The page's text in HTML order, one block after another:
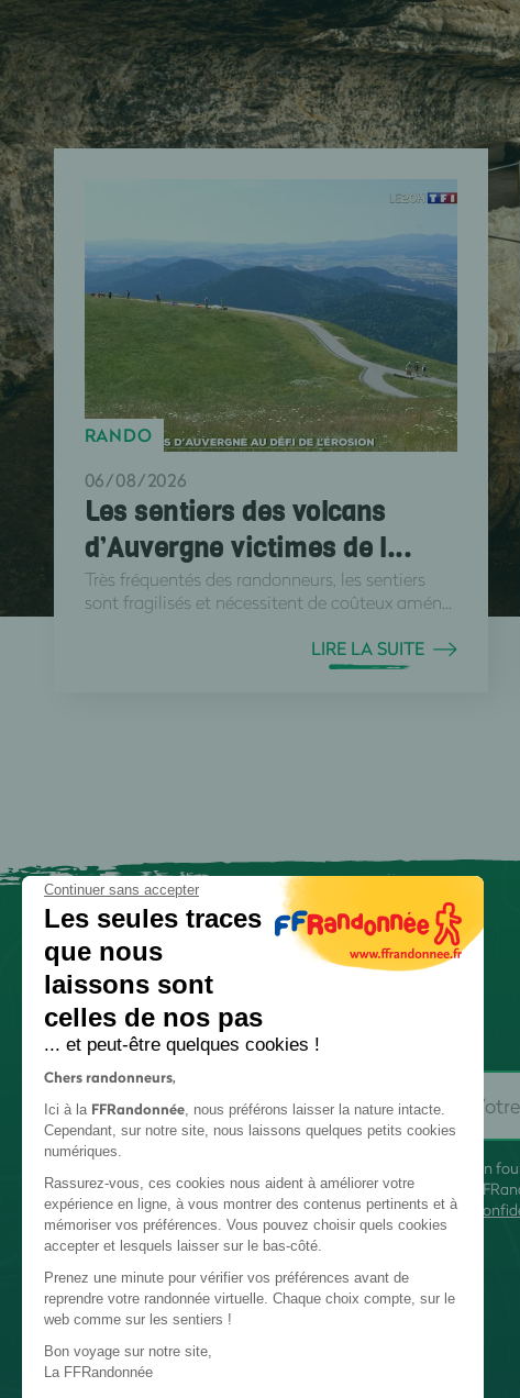
RANDO
06/08/2026
Les sentiers des volcans
d’Auvergne victimes de l...
Très fréquentés des randonneurs, les sentiers
sont fragilisés et nécessitent de coûteux amén...
LIRE LA SUITE
En
Continuer sans accepter
Les seules traces
que nous
laissons sont
celles de nos pas
... et peut-être quelques cookies !
Chers randonneurs,
Ici à la FFRandonnée, nous préférons laisser la nature intacte.
Cependant, sur notre site, nous laissons quelques petits cookies
numériques.
Rassurez-vous, ces cookies nous aident à améliorer votre
expérience en ligne, à vous montrer des contenus pertinents et à
mémoriser vos préférences. Vous pouvez choisir quels cookies
accepter et lesquels laisser sur le bas-côté.
Prenez une minute pour vérifier vos préférences avant de
reprendre votre randonnée virtuelle. Chaque choix compte, sur le
web comme sur les sentiers !
Bon voyage sur notre site,
La FFRandonnée